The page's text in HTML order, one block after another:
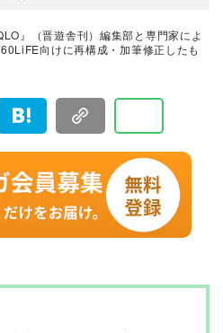
集人生であらゆるジャンルのモノをテ
デジタルガジェット、アウトドアグッ
。テストのためなら大学研究所から中
おすすめベストバイ
ノクロ）』は2009年3月19日に創刊、
れている「広告なし」のモノ批評雑誌
ディア。創刊以来、おもに男性向けの
ジェット、食品などを各分野の専門
、編集部と社内の検証機関が実際に比
てきました。テストで見つけた「本当
を厳選して紹介。編集長・山田和樹を
の編集体制で日々の検証・記事制作を
』（晋遊舎刊）編集部と専門家によ
向けに再構成・加筆修正したも